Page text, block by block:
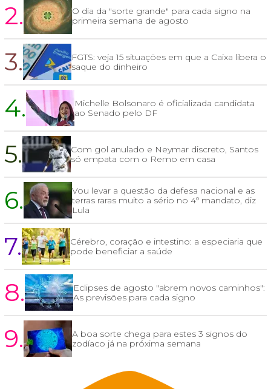
2.
O dia da "sorte grande" para cada signo na
primeira semana de agosto
3.
FGTS: veja 15 situações em que a Caixa libera o
saque do dinheiro
4.
Michelle Bolsonaro é oficializada candidata
ao Senado pelo DF
5.
Com gol anulado e Neymar discreto, Santos
só empata com o Remo em casa
6.
Vou levar a questão da defesa nacional e as
terras raras muito a sério no 4º mandato, diz
Lula
7.
Cérebro, coração e intestino: a especiaria que
pode beneficiar a saúde
8.
Eclipses de agosto "abrem novos caminhos":
As previsões para cada signo
9.
A boa sorte chega para estes 3 signos do
zodíaco já na próxima semana